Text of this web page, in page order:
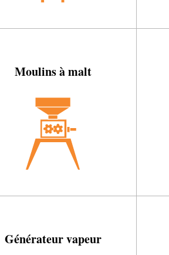
Moulins à malt
Générateur vapeur